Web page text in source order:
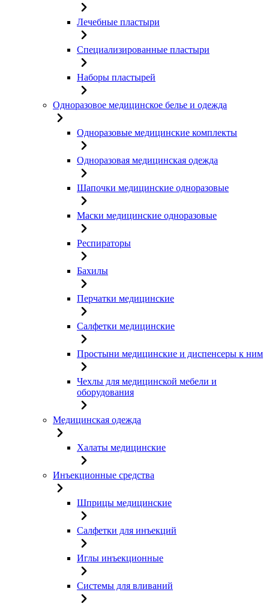
Лечебные пластыри
Специализированные пластыри
Наборы пластырей
Одноразовое медицинское белье и одежда
Одноразовые медицинские комплекты
Одноразовая медицинская одежда
Шапочки медицинские одноразовые
Маски медицинские одноразовые
Респираторы
Бахилы
Перчатки медицинские
Салфетки медицинские
Простыни медицинские и диспенсеры к ним
Чехлы для медицинской мебели и
оборудования
Медицинская одежда
Халаты медицинские
Инъекционные средства
Шприцы медицинские
Салфетки для инъекций
Иглы инъекционные
Системы для вливаний